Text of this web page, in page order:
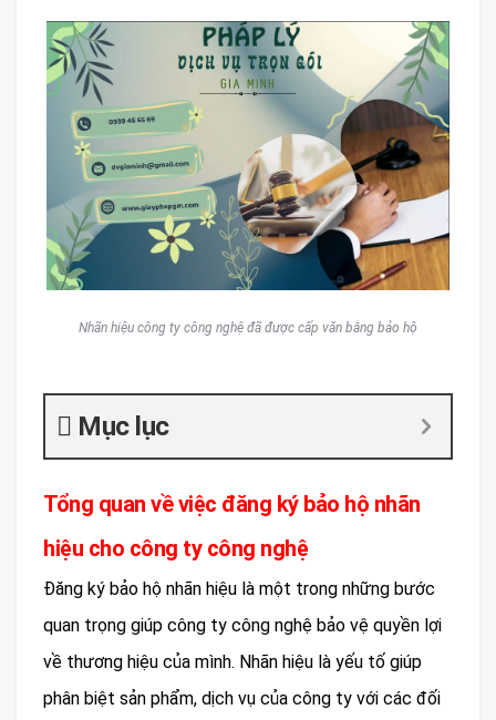
Nhãn hiệu công ty công nghệ đã được cấp văn bằng bảo hộ
Mục lục
Tổng quan về việc đăng ký bảo hộ nhãn
hiệu cho công ty công nghệ
Đăng ký bảo hộ nhãn hiệu là một trong những bước
quan trọng giúp công ty công nghệ bảo vệ quyền lợi
về thương hiệu của mình. Nhãn hiệu là yếu tố giúp
phân biệt sản phẩm, dịch vụ của công ty với các đối